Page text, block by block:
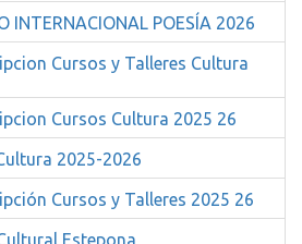
INTERNACIONAL POESÍA 2026
Cursos y Talleres Cultura
Cursos Cultura 2025 26
2025-2026
Cursos y Talleres 2025 26
Estepona